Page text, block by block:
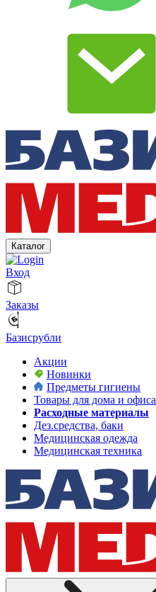
Каталог
Вход
Заказы
Базисрубли
Акции
Новинки
Предметы гигиены
Товары для дома и офиса
Расходные материалы
Дез.средства, баки
Медицинская одежда
Медицинская техника